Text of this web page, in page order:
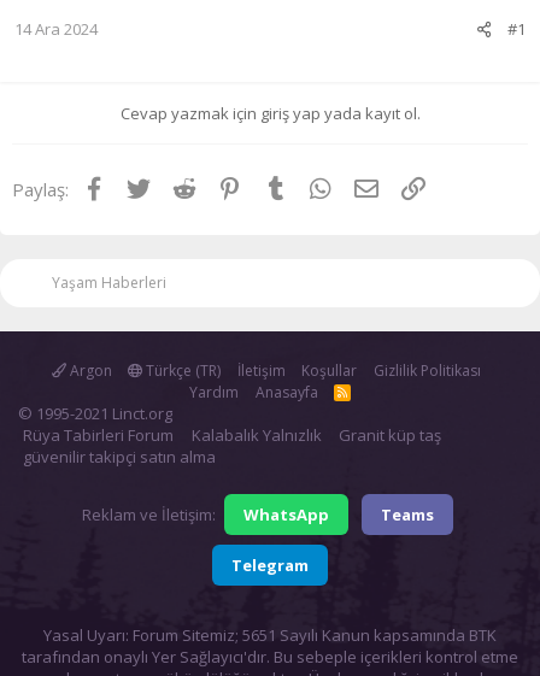
#1
14 Ara 2024
Cevap yazmak için giriş yap yada kayıt ol.
Paylaş: Facebook
TwitterReddit Pinterest
Tumblr WhatsApp
E-postaLink
Yaşam Haberleri
Argon Türkçe (TR) İletişim Koşullar
Gizlilik Politikası
Yardım
Anasayfa
R
S
© 1995-2021 Linct.org
Rüya Tabirleri Forum
Kalabalık Yalnızlık
Granit küp taş
güvenilir takipçi satın alma
Reklam ve İletişim: WhatsApp Teams
Telegram
Yasal Uyarı: Forum Sitemiz; 5651 Sayılı Kanun kapsamında BTK
tarafından onaylı Yer Sağlayıcı'dır. Bu sebeple içerikleri kontrol etme